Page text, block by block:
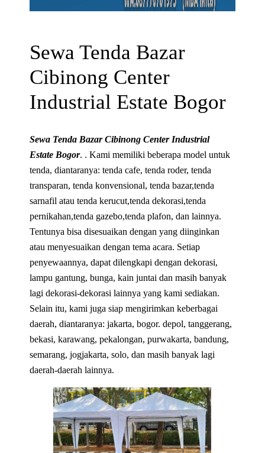
Sewa Tenda Bazar
Cibinong Center
Industrial Estate Bogor
Sewa Tenda Bazar Cibinong Center Industrial
Estate Bogor. . Kami memiliki beberapa model untuk
tenda, diantaranya: tenda cafe, tenda roder, tenda
transparan, tenda konvensional, tenda bazar,tenda
sarnafil atau tenda kerucut,tenda dekorasi,tenda
pernikahan,tenda gazebo,tenda plafon, dan lainnya.
Tentunya bisa disesuaikan dengan yang diinginkan
atau menyesuaikan dengan tema acara. Setiap
penyewaannya, dapat dilengkapi dengan dekorasi,
lampu gantung, bunga, kain juntai dan masih banyak
lagi dekorasi-dekorasi lainnya yang kami sediakan.
Selain itu, kami juga siap mengirimkan keberbagai
daerah, diantaranya: jakarta, bogor. depol, tanggerang,
bekasi, karawang, pekalongan, purwakarta, bandung,
semarang, jogjakarta, solo, dan masih banyak lagi
daerah-daerah lainnya.